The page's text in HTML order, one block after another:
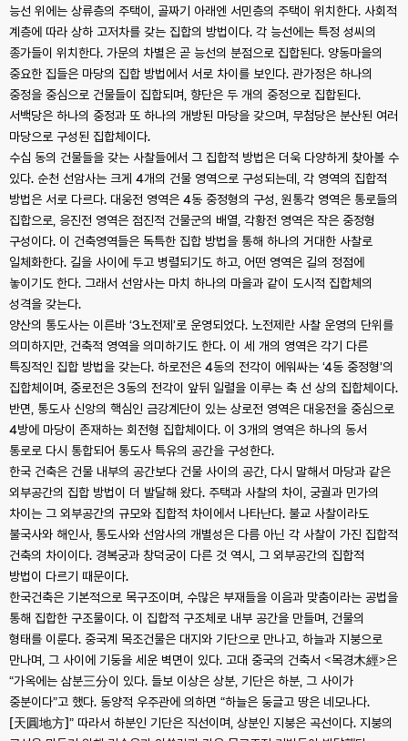
능선 위에는 상류층의 주택이, 골짜기 아래엔 서민층의 주택이 위치한다. 사회적
계층에 따라 상하 고저차를 갖는 집합의 방법이다. 각 능선에는 특정 성씨의
종가들이 위치한다. 가문의 차별은 곧 능선의 분점으로 집합된다. 양동마을의
중요한 집들은 마당의 집합 방법에서 서로 차이를 보인다. 관가정은 하나의
중정을 중심으로 건물들이 집합되며, 향단은 두 개의 중정으로 집합된다.
서백당은 하나의 중정과 또 하나의 개방된 마당을 갖으며, 무첨당은 분산된 여러
마당으로 구성된 집합체이다.
수십 동의 건물들을 갖는 사찰들에서 그 집합적 방법은 더욱 다양하게 찾아볼 수
있다. 순천 선암사는 크게 4개의 건물 영역으로 구성되는데, 각 영역의 집합적
방법은 서로 다르다. 대웅전 영역은 4동 중정형의 구성, 원통각 영역은 통로들의
집합으로, 응진전 영역은 점진적 건물군의 배열, 각황전 영역은 작은 중정형
구성이다. 이 건축영역들은 독특한 집합 방법을 통해 하나의 거대한 사찰로
일체화한다. 길을 사이에 두고 병렬되기도 하고, 어떤 영역은 길의 정점에
놓이기도 한다. 그래서 선암사는 마치 하나의 마을과 같이 도시적 집합체의
성격을 갖는다.
양산의 통도사는 이른바 ‘3노전제’로 운영되었다. 노전제란 사찰 운영의 단위를
의미하지만, 건축적 영역을 의미하기도 한다. 이 세 개의 영역은 각기 다른
특징적인 집합 방법을 갖는다. 하로전은 4동의 전각이 에워싸는 ‘4동 중정형’의
집합체이며, 중로전은 3동의 전각이 앞뒤 일렬을 이루는 축 선 상의 집합체이다.
반면, 통도사 신앙의 핵심인 금강계단이 있는 상로전 영역은 대웅전을 중심으로
4방에 마당이 존재하는 회전형 집합체이다. 이 3개의 영역은 하나의 동서
통로로 다시 통합되어 통도사 특유의 공간을 구성한다.
한국 건축은 건물 내부의 공간보다 건물 사이의 공간, 다시 말해서 마당과 같은
외부공간의 집합 방법이 더 발달해 왔다. 주택과 사찰의 차이, 궁궐과 민가의
차이는 그 외부공간의 규모와 집합적 차이에서 나타난다. 불교 사찰이라도
불국사와 해인사, 통도사와 선암사의 개별성은 다름 아닌 각 사찰이 가진 집합적
건축의 차이이다. 경복궁과 창덕궁이 다른 것 역시, 그 외부공간의 집합적
방법이 다르기 때문이다.
한국건축은 기본적으로 목구조이며, 수많은 부재들을 이음과 맞춤이라는 공법을
통해 집합한 구조물이다. 이 집합적 구조체로 내부 공간을 만들며, 건물의
형태를 이룬다. 중국계 목조건물은 대지와 기단으로 만나고, 하늘과 지붕으로
만나며, 그 사이에 기둥을 세운 벽면이 있다. 고대 중국의 건축서 <목경木經>은
“가옥에는 삼분三分이 있다. 들보 이상은 상분, 기단은 하분, 그 사이가
중분이다”고 했다. 동양적 우주관에 의하면 “하늘은 둥글고 땅은 네모나다.
[天圓地方]” 따라서 하분인 기단은 직선이며, 상분인 지붕은 곡선이다. 지붕의